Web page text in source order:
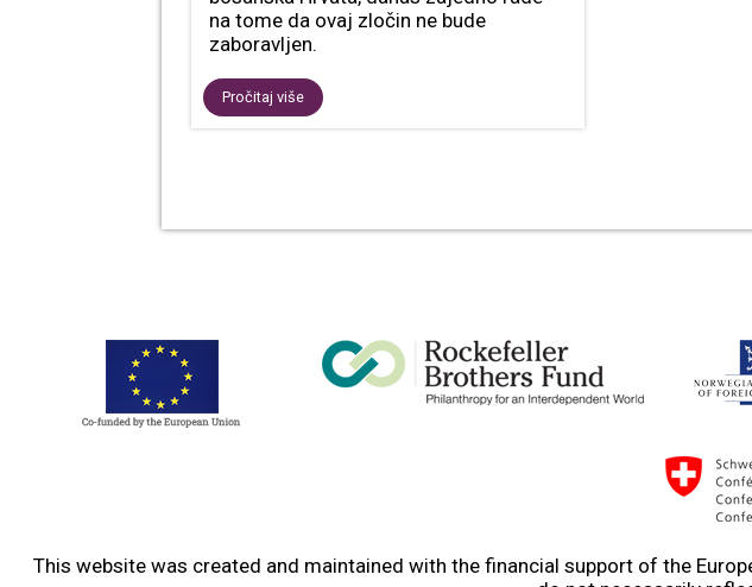
na tome da ovaj zločin ne bude
zaboravljen.
Pročitaj više
This website was created and maintained with the financial support of the